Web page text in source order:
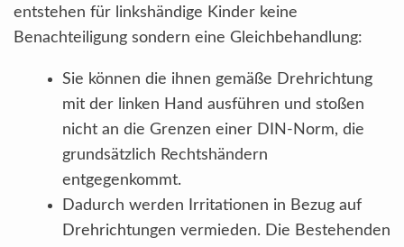
entstehen für linkshändige Kinder keine
Benachteiligung sondern eine Gleichbehandlung:
Sie können die ihnen gemäße Drehrichtung
mit der linken Hand ausführen und stoßen
nicht an die Grenzen einer DIN-Norm, die
grundsätzlich Rechtshändern
entgegenkommt.
Dadurch werden Irritationen in Bezug auf
Drehrichtungen vermieden. Die Bestehenden